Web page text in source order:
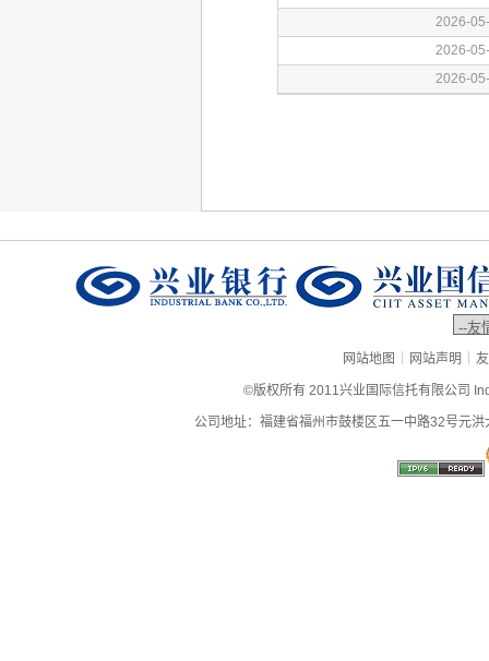
网站地图 | 网站声明 |
©版权所有 2011兴业国际信托有限公司
公司地址：福建省福州市鼓楼区五一中路32号元